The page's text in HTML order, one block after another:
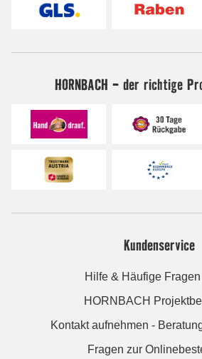
HORNBACH - der richtige
Kundenservice
Hilfe & Häufige
HORNBACH
Kontakt aufnehmen -
Fragen zur